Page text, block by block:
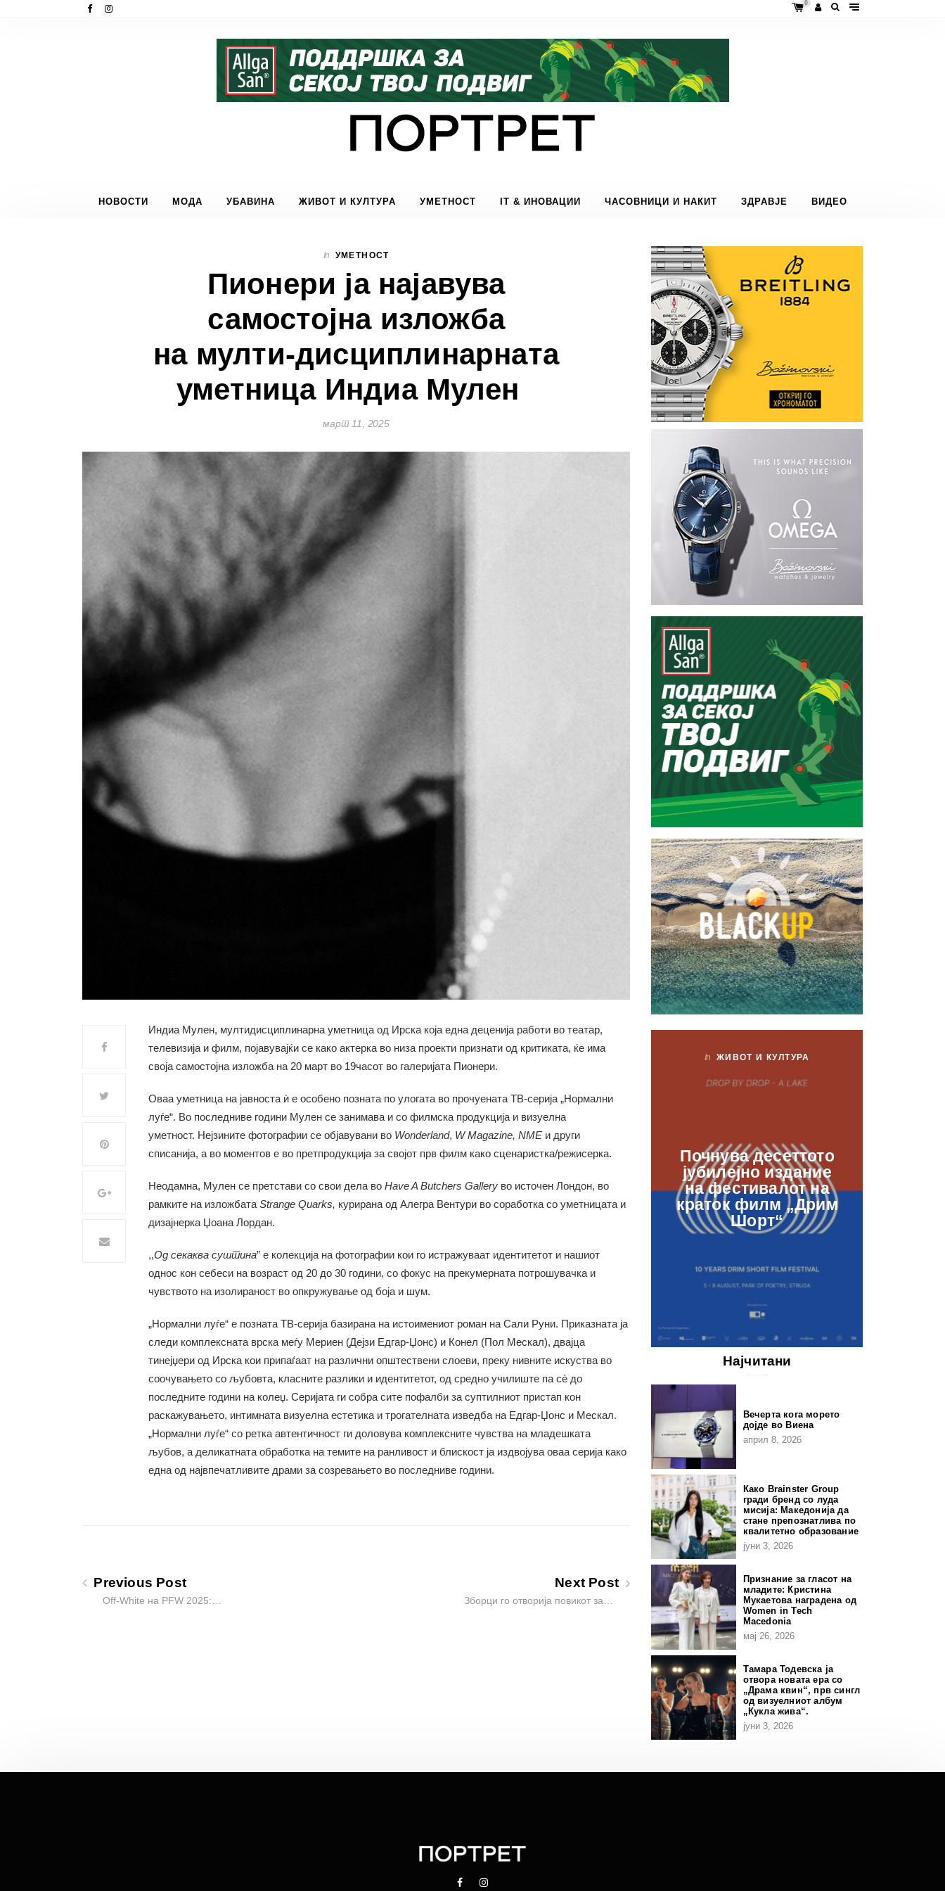
0
НОВОСТИ МОДА УБАВИНА ЖИВОТ И КУЛТУРА УМЕТНОСТ IT & ИНОВАЦИИ ЧАСОВНИЦИ И НАКИТ ЗДРАВЈЕ ВИДЕО
In УМЕТНОСТ
Пионери ја најавува
самостојна изложба
на мулти-дисциплинарната
уметница Индиа Мулен
март 11, 2025
Индиа Мулен, мултидисциплинарна уметница од Ирска која една деценија работи во театар,
телевизија и филм, појавувајќи се како актерка во низа проекти признати од критиката, ќе има
своја самостојна изложба на 20 март во 19часот во галеријата Пионери.
Оваа уметница на јавноста ѝ е особено позната по улогата во прочуената ТВ-серија „Нормални
луѓе“. Во последниве години Мулен се занимава и со филмска продукција и визуелна
уметност. Нејзините фотографии се објавувани во Wonderland, W Magazine, NME и други
списанија, а во моментов е во претпродукција за својот прв филм како сценаристка/режисерка.
Неодамна, Мулен се претстави со свои дела во Have A Butchers Galleryво источен Лондон, во
рамките на изложбата Strange Quarks, курирана од Алегра Вентури во соработка со уметницата и
дизајнерка Џоана Лордан.
,,Од секаква суштина” е колекција на фотографии кои го истражуваат идентитетот и нашиот
однос кон себеси на возраст од 20 до 30 години, со фокус на прекумерната потрошувачка и
чувството на изолираност во опкружување од боја и шум.
„Нормални луѓе“ е позната ТВ-серија базирана на истоимениот роман на Сали Руни. Приказната ја
следи комплексната врска меѓу Мериен (Дејзи Едгар-Џонс) и Конел (Пол Мескал), двајца
тинејџери од Ирска кои припаѓаат на различни општествени слоеви, преку нивните искуства во
соочувањето со љубовта, класните разлики и идентитетот, од средно училиште па сè до
последните години на колеџ. Серијата ги собра сите пофалби за суптилниот пристап кон
раскажувањето, интимната визуелна естетика и трогателната изведба на Едгар-Џонс и Мескал.
„Нормални луѓе“ со ретка автентичност ги доловува комплексните чувства на младешката
љубов, а деликатната обработка на темите на ранливост и блискост ја издвојува оваа серија како
една од највпечатливите драми за созревањето во последниве години.
Previous Post
Off-White на PFW 2025:…
Next Post
Зборци го отворија повикот за…
In ЖИВОТ И КУЛТУРА
Почнува десеттото
јубилејно издание
на фестивалот на
краток филм „Дрим
Шорт“
Најчитани
Вечерта кога морето
дојде во Виена
април 8, 2026
Како Brainster Group
гради бренд со луда
мисија: Македонија да
стане препознатлива по
квалитетно образование
јуни 3, 2026
Признание за гласот на
младите: Кристина
Мукаетова наградена од
Women in Tech
Macedonia
мај 26, 2026
Тамара Тодевска ја
отвора новата ера со
„Драма квин“, прв сингл
од визуелниот албум
„Кукла жива“.
јуни 3, 2026